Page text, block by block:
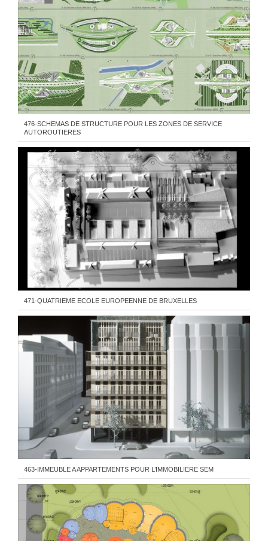
476-SCHEMAS DE STRUCTURE POUR LES ZONES DE SERVICE
AUTOROUTIERES
471-QUATRIEME ECOLE EUROPEENNE DE BRUXELLES
463-IMMEUBLE A APPARTEMENTS POUR L’IMMOBILIERE SEM